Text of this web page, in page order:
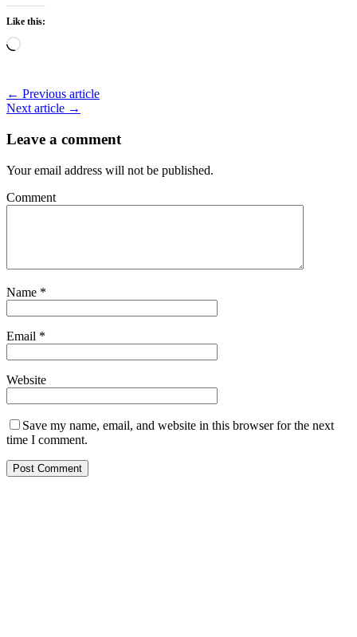
Like this:
Loading…
← Previous article
Next article →
Leave a comment
Your email address will not be published.
Comment
Name *
Email *
Website
Save my name, email, and website in this browser for the next
time I comment.